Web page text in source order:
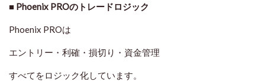
■ Phoenix PROのトレードロジック
Phoenix PROは
エントリー・利確・損切り・資金管理
すべてをロジック化しています。